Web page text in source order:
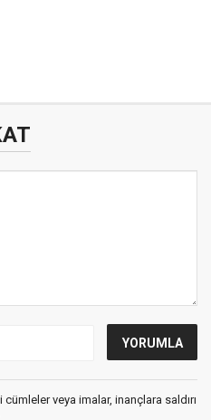
veya imalar, inançlara saldırı